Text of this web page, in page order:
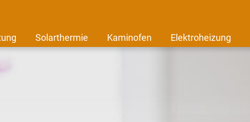
Solarthermie Kaminofen Elektroheizung